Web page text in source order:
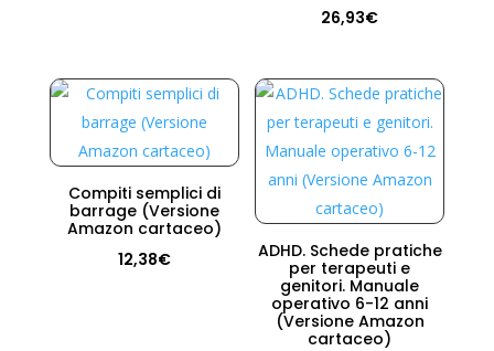
26,93€
Compiti semplici di
barrage (Versione
Amazon cartaceo)
12,38€
ADHD. Schede pratiche
per terapeuti e
genitori. Manuale
operativo 6-12 anni
(Versione Amazon
cartaceo)